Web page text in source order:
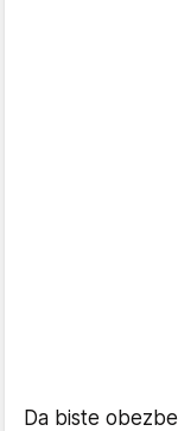
Da biste